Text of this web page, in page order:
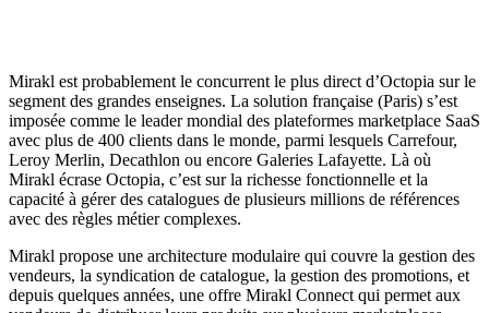
Mirakl est probablement le concurrent le plus direct d’Octopia sur le
segment des grandes enseignes. La solution française (Paris) s’est
imposée comme le leader mondial des plateformes marketplace SaaS
avec plus de 400 clients dans le monde, parmi lesquels Carrefour,
Leroy Merlin, Decathlon ou encore Galeries Lafayette. Là où
Mirakl écrase Octopia, c’est sur la richesse fonctionnelle et la
capacité à gérer des catalogues de plusieurs millions de références
avec des règles métier complexes.
Mirakl propose une architecture modulaire qui couvre la gestion des
vendeurs, la syndication de catalogue, la gestion des promotions, et
depuis quelques années, une offre Mirakl Connect qui permet aux